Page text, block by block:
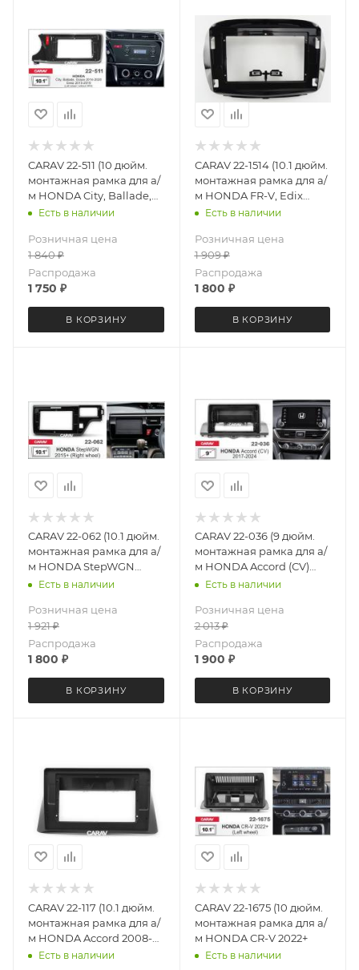
CARAV 22-511 (10 дюйм.
монтажная рамка для а/
м HONDA City, Ballade,
Grace 2014-2020; Greiz
Есть в наличии
Розничная цена
1 840₽
Распродажа
1 750 ₽
В КОРЗИНУ
CARAV 22-1514 (10.1 дюйм.
монтажная рамка для а/
м HONDA FR-V, Edix
2003-09)
Есть в наличии
Розничная цена
1 909₽
Распродажа
1 800 ₽
В КОРЗИНУ
CARAV 22-062 (10.1 дюйм.
монтажная рамка для а/
м HONDA StepWGN
2015+ (руль справа)
Есть в наличии
Розничная цена
1 921₽
Распродажа
1 800 ₽
В КОРЗИНУ
CARAV 22-036 (9 дюйм.
монтажная рамка для а/
м HONDA Accord (СV)
2017-2024
Есть в наличии
Розничная цена
2 013₽
Распродажа
1 900 ₽
В КОРЗИНУ
CARAV 22-117 (10.1 дюйм.
монтажная рамка для а/
м HONDA Accord 2008-
2012; Crosstour 2010-2012
Есть в наличии
CARAV 22-1675 (10 дюйм.
монтажная рамка для а/
м HONDA CR-V 2022+
Есть в наличии